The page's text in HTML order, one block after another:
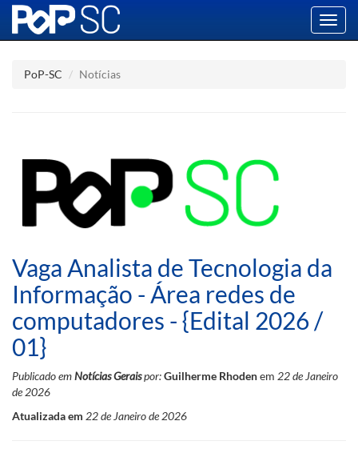
PoP-SC Notícias
Vaga Analista de Tecnologia da
Informação - Área redes de
computadores - {Edital 2026 /
01}
Publicado emNotícias Geraispor:Guilherme Rhodenem 22 de Janeiro
de 2026
Atualizada em 22 de Janeiro de 2026